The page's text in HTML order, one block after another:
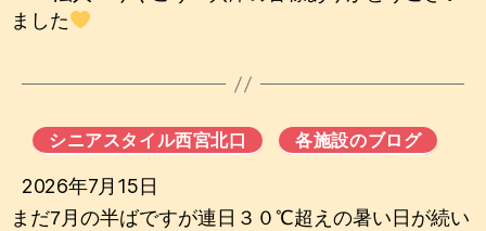
ました
シニアスタイル西宮北口 各施設のブログ
2026年7月15日
まだ7月の半ばですが連日３０℃超えの暑い日が続い